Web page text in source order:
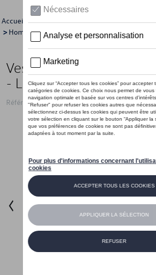
Accueil >Pour vous >California Collection >
> Hommes > Détail
Veste matelassé VW
- L
Référence: 7TG084032C 212